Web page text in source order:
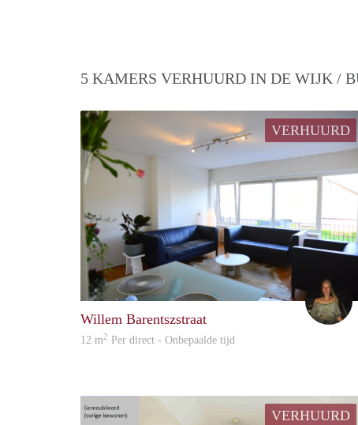
5 KAMERS VERHUURD IN DE WIJK /
VERHUURD
Willem Barentszstraat
12 m2 Per direct - Onbepaalde tijd
VERHUURD